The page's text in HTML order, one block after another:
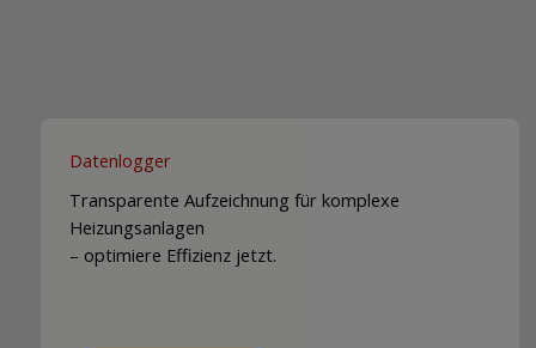
Datenlogger
Transparente Aufzeichnung für komplexe
Heizungsanlagen
– optimiere Effizienz jetzt.